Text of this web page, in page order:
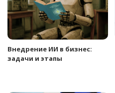
Внедрение ИИ в бизнес:
задачи и этапы